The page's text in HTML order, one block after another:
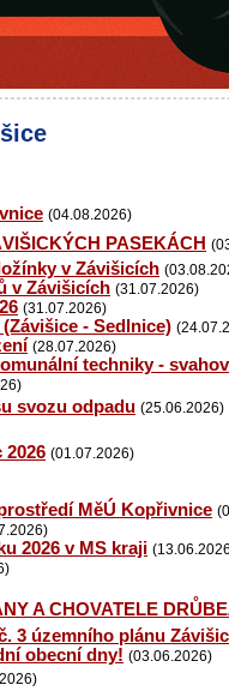
(04.08.2026)
PASEKÁCH
v Závišicích
v Závišicích (31.07.2026)
(31.07.2026)
- Sedlnice)
(28.07.2026)
techniky -
svozu odpadu (25.06.2026)
2026 (01.07.2026)
MěÚ Kopřivnice
2026 v MS kraji
A CHOVATELE
3 územního plánu Závišic
obecní dny! (03.06.2026)